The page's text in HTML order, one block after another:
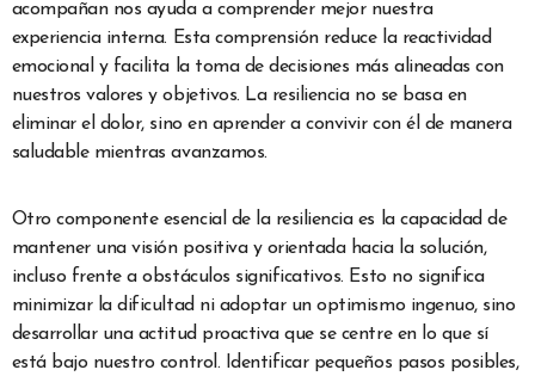
acompañan nos ayuda a comprender mejor nuestra
experiencia interna. Esta comprensión reduce la reactividad
emocional y facilita la toma de decisiones más alineadas con
nuestros valores y objetivos. La resiliencia no se basa en
eliminar el dolor, sino en aprender a convivir con él de manera
saludable mientras avanzamos.
Otro componente esencial de la resiliencia es la capacidad de
mantener una visión positiva y orientada hacia la solución,
incluso frente a obstáculos significativos. Esto no significa
minimizar la dificultad ni adoptar un optimismo ingenuo, sino
desarrollar una actitud proactiva que se centre en lo que sí
está bajo nuestro control. Identificar pequeños pasos posibles,